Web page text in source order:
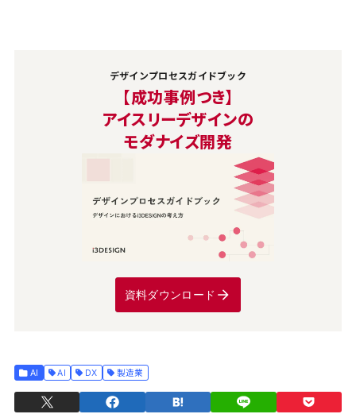
デザインプロセスガイドブック
【成功事例つき】
アイスリーデザインの
モダナイズ開発
資料ダウンロード
AI AI DX 製造業